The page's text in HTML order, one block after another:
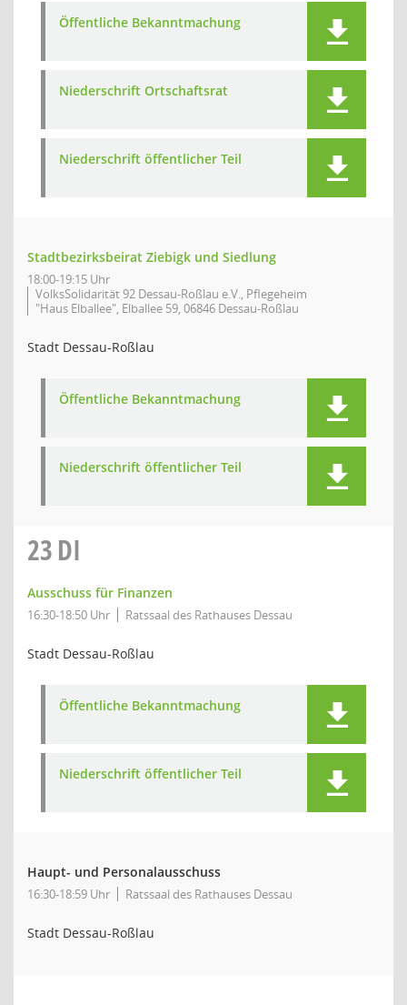
Öffentliche Bekanntmachung
Niederschrift Ortschaftsrat
Niederschrift öffentlicher Teil
Stadtbezirksbeirat Ziebigk und Siedlung
18:00-19:15 Uhr
VolksSolidarität 92 Dessau-Roßlau e.V., Pflegeheim
"Haus Elballee", Elballee 59, 06846 Dessau-Roßlau
Stadt Dessau-Roßlau
Öffentliche Bekanntmachung
Niederschrift öffentlicher Teil
23DI
Ausschuss für Finanzen
16:30-18:50 Uhr Ratssaal des Rathauses Dessau
Stadt Dessau-Roßlau
Öffentliche Bekanntmachung
Niederschrift öffentlicher Teil
Haupt- und Personalausschuss
16:30-18:59 Uhr Ratssaal des Rathauses Dessau
Stadt Dessau-Roßlau